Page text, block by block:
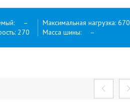
–
270
Максимальная нагрузка: 670
Масса шины: –